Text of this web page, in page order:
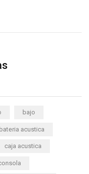
bajo
bateria acustica
caja acustica